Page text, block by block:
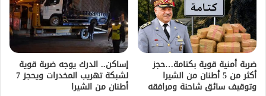
ضربة أمنية قوية بكتامة…حجز
أكثر من 5 أطنان من الشيرا
وتوقيف سائق شاحنة ومرافقه
إساكن.. الدرك يوجه ضربة قوية
لشبكة تهريب المخدرات ويحجز 7
أطنان من الشيرا